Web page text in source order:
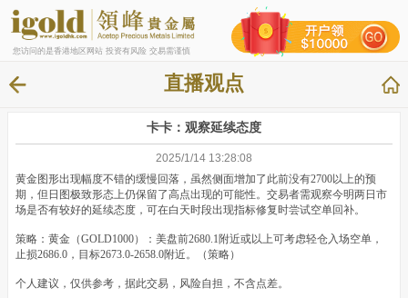
您访问的是香港地区网站 投资有风险 交易需谨慎
直播观点
卡卡：观察延续态度
2025/1/14 13:28:08
黄金图形出现幅度不错的缓慢回落，虽然侧面增加了此前没有2700以上的预
期，但日图极致形态上仍保留了高点出现的可能性。交易者需观察今明两日市
场是否有较好的延续态度，可在白天时段出现指标修复时尝试空单回补。
策略：黄金（GOLD1000）：美盘前2680.1附近或以上可考虑轻仓入场空单，
止损2686.0，目标2673.0-2658.0附近。（策略）
个人建议，仅供参考，据此交易，风险自担，不含点差。